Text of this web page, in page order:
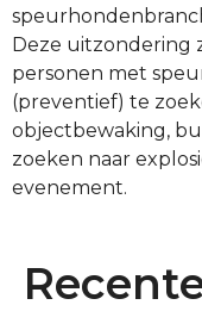
Deze uitzondering
personen met
(preventief) te
objectbewaking,
zoeken naar
evenement.